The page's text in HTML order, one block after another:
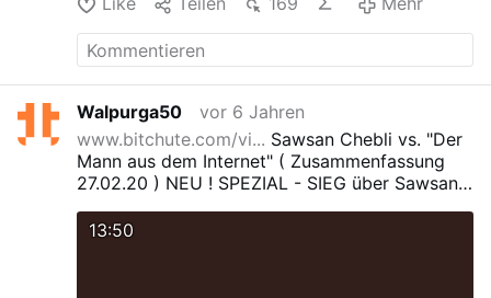
Walpurga50
vor 6 Jahren
www.bitchute.com/vi... Sawsan Chebli vs. "Der
Mann aus dem Internet" ( Zusammenfassung
27.02.20 ) NEU ! SPEZIAL - SIEG über Sawsan
Chebli unterliegt Tim Kellner vor Gericht
13:50